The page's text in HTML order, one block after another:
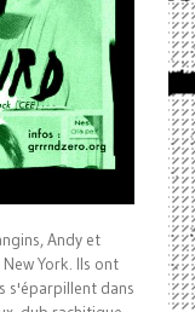
Andy et
York. Ils ont
s'éparpillent dans